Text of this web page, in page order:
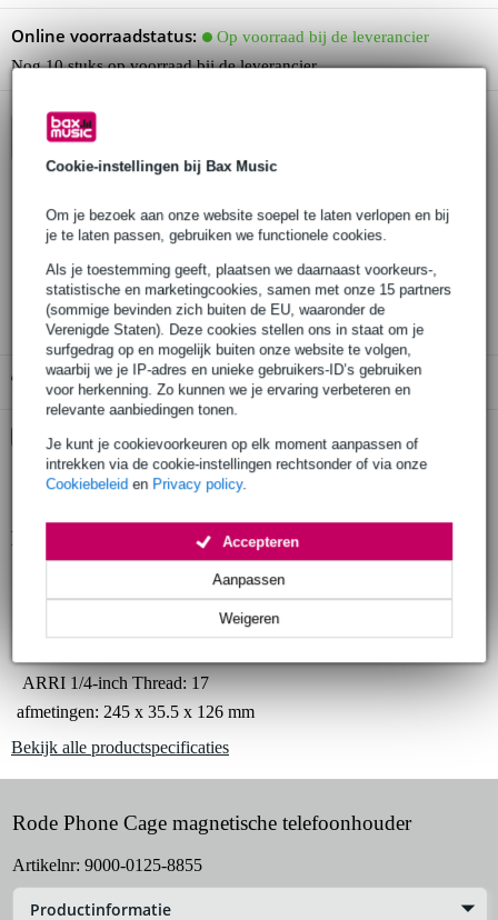
Cookie-instellingen bij Bax Music
Om je bezoek aan onze website soepel te laten verlopen en bij
je te laten passen, gebruiken we functionele cookies.
Als je toestemming geeft, plaatsen we daarnaast voorkeurs-,
statistische en marketingcookies, samen met onze 15 partners
(sommige bevinden zich buiten de EU, waaronder de
Verenigde Staten). Deze cookies stellen ons in staat om je
surfgedrag op en mogelijk buiten onze website te volgen,
waarbij we je IP-adres en unieke gebruikers-ID’s gebruiken
voor herkenning. Zo kunnen we je ervaring verbeteren en
relevante aanbiedingen tonen.
Je kunt je cookievoorkeuren op elk moment aanpassen of
intrekken via de cookie-instellingen rechtsonder of via onze
Cookiebeleid en Privacy policy.
Weigeren
Aanpassen
Accepteren
Online voorraadstatus:
Op voorraad bij de leverancier
Nog 10 stuks op voorraad bij de leverancier
Bestel voor 23:00 = over circa 3 werkdagen in huis
3 jaar Bax Music garantie
Gratis ophalen in de winkel
Kies nu voor 2 jaar extra Bax Music garantie en meer
voordelen
€ 6,45 eenmalig
Productinformatie
ARRI 1/4-inch Thread: 17
afmetingen: 245 x 35.5 x 126 mm
Bekijk alle productspecificaties
Rode Phone Cage magnetische telefoonhouder
Artikelnr: 9000-0125-8855
Productinformatie